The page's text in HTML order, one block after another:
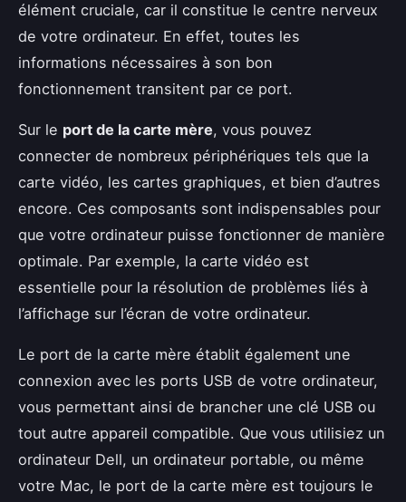
élément cruciale, car il constitue le centre nerveux
de votre ordinateur. En effet, toutes les
informations nécessaires à son bon
fonctionnement transitent par ce port.
Sur le port de la carte mère, vous pouvez
connecter de nombreux périphériques tels que la
carte vidéo, les cartes graphiques, et bien d’autres
encore. Ces composants sont indispensables pour
que votre ordinateur puisse fonctionner de manière
optimale. Par exemple, la carte vidéo est
essentielle pour la résolution de problèmes liés à
l’affichage sur l’écran de votre ordinateur.
Le port de la carte mère établit également une
connexion avec les ports USB de votre ordinateur,
vous permettant ainsi de brancher une clé USB ou
tout autre appareil compatible. Que vous utilisiez un
ordinateur Dell, un ordinateur portable, ou même
votre Mac, le port de la carte mère est toujours le